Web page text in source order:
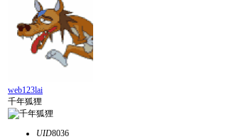
web123lai
千年狐狸
UID8036